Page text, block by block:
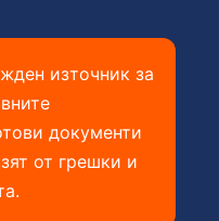
източник за
документи
от грешки и